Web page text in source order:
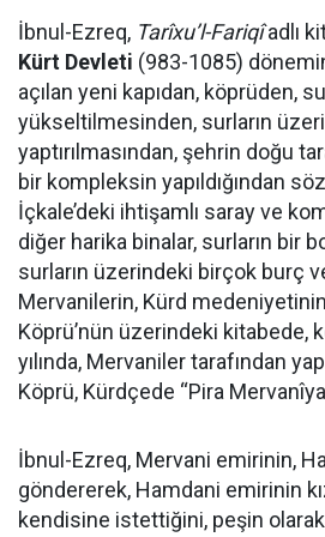
İbnul-Ezreq, Tarîxu’l-Fariqîadlı
Kürt Devleti (983-1085)
açılan yeni kapıdan, köprüden,
yükseltilmesinden, surların
yaptırılmasından, şehrin doğu
bir kompleksin yapıldığından
İçkale’deki ihtişamlı saray ve
diğer harika binalar, surların bir
surların üzerindeki birçok burç
Mervanilerin, Kürd
Köprü’nün üzerindeki kitabede,
yılında, Mervaniler tarafından
Köprü, Kürdçede “Pira
İbnul-Ezreq, Mervani emirinin,
göndererek, Hamdani emirinin
kendisine istettiğini, peşin